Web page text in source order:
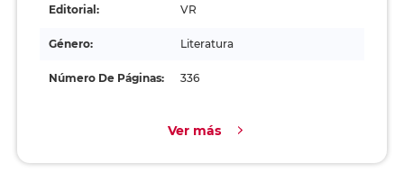
Editorial: VR
Género: Literatura
Número De Páginas: 336
Ver más